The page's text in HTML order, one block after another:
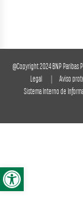
Abrir
@Copyright 2024 BNP Paribas
Legal
Aviso
Sistema Interno de